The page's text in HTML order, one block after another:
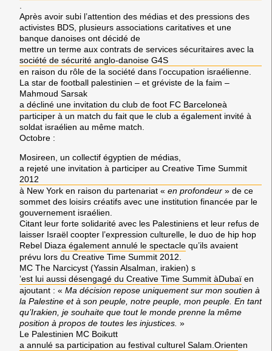
Après avoir subi l’attention des médias et des pressions des
activistes BDS , plusieurs associations caritatives et une
banque danoises ont décidé de
mettre un terme aux contrats de services sécuritaires avec la
société de sécurité anglo-danoise G4S
en raison du rôle de la société dans l’occupation israélienne.
La star de football palestinien – et gréviste de la faim –
Mahmoud Sarsak
a décliné une invitation du club de foot FC Barceloneà
participer à un match du fait que le club a également invité à
soldat israélien au même match.
Octobre :
Mosireen, un collectif égyptien de médias,
a rejeté une invitation à participer au Creative Time Summit
2012
à New York en raison du partenariat « en profondeur » de ce
sommet des loisirs créatifs avec une institution financée par le
gouvernement israélien.
Citant leur forte solidarité avec les Palestiniens et leur refus de
laisser Israël coopter l’expression culturelle, le duo de hip hop
Rebel Diaza également annulé le spectacle qu’ils avaient
prévu lors du Creative Time Summit 2012.
MC The Narcicyst (Yassin Alsalman, irakien) s
’est lui aussi désengagé du Creative Time Summit àDubaï en
ajoutant : « Ma décision repose uniquement sur mon soutien à
la Palestine et à son peuple, notre peuple, mon peuple. En tant
qu’Irakien, je souhaite que tout le monde prenne la même
position à propos de toutes les injustices. »
Le Palestinien MC Boikutt
a annulé sa participation au festival culturel Salam.Orienten